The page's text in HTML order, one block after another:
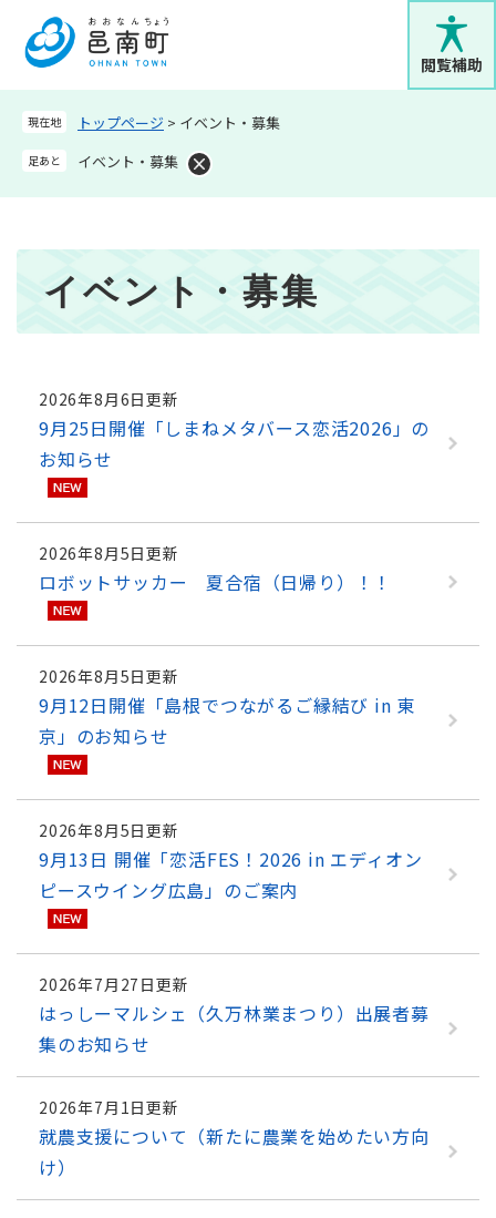
。
メニューを飛ばして本文へ
閲覧補助
現在地 トップページ > イベント・募集
足あと イベント・募集
イベント・募集
2026年8月6日更新
9月25日開催「しまねメタバース恋活2026」の
お知らせ
2026年8月5日更新
ロボットサッカー 夏合宿（日帰り）！！
2026年8月5日更新
9月12日開催「島根でつながるご縁結び in 東
京」のお知らせ
2026年8月5日更新
9月13日 開催「恋活FES！2026 in エディオン
ピースウイング広島」のご案内
2026年7月27日更新
はっしーマルシェ（久万林業まつり）出展者募
集のお知らせ
2026年7月1日更新
就農支援について（新たに農業を始めたい方向
け）